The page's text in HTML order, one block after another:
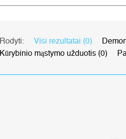
Rodyti: Visi rezultatai (0)
Kūrybinio mąstymo užduotis (0)